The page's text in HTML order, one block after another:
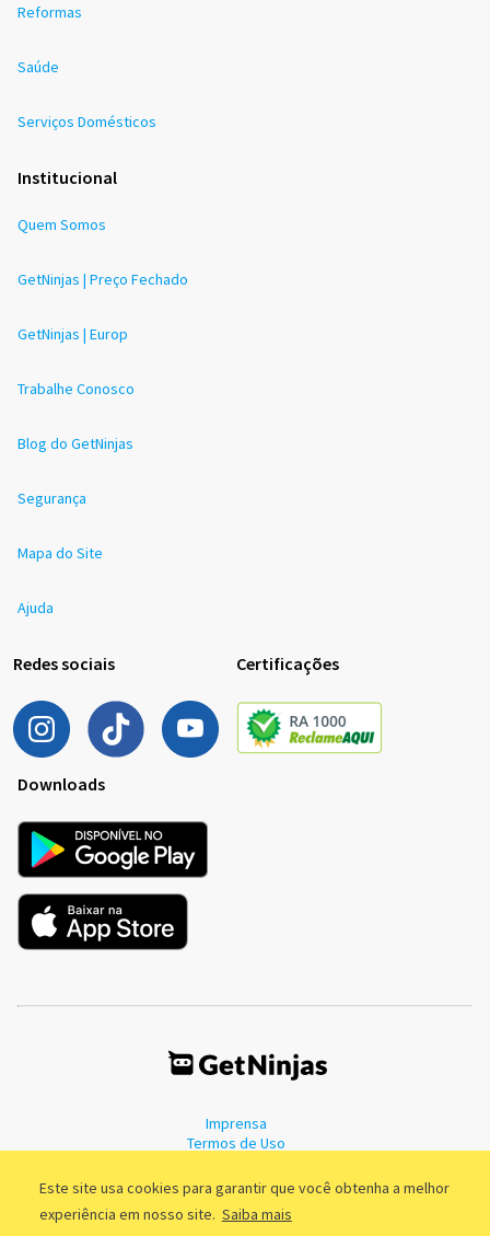
Este site usa cookies para garantir que você obtenha a melhor
experiência em nosso site. Saiba mais
Reformas
Saúde
Serviços Domésticos
Institucional
Quem Somos
GetNinjas | Preço Fechado
GetNinjas | Europ
Trabalhe Conosco
Blog do GetNinjas
Segurança
Mapa do Site
Ajuda
Redes sociais Certificações
Downloads
Imprensa
Termos de Uso